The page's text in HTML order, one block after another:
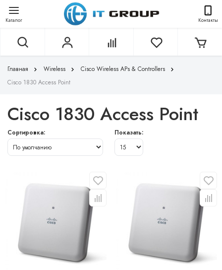
Каталог Контакты
Главная Wireless
Cisco Wireless APs & Controllers
Cisco 1830 Access Point
Cisco 1830 Access Point
Сортировка: Показать: